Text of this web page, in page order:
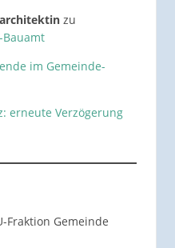
zu
im Gemeinde-
erneute Verzögerung
Fraktion Gemeinde